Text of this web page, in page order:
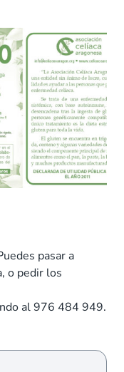
pasar a
o pedir los
al 976 484 949.